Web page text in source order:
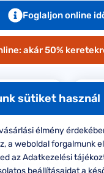
Foglaljon online
akár 50%
Ofotért+
előfizetés
keretes
sütiket használ
élmény
a weboldal forgalmunk
az Adatkezelési
beállításaidat a